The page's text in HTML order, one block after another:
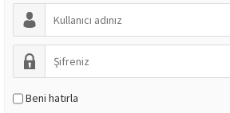
Beni hatırla